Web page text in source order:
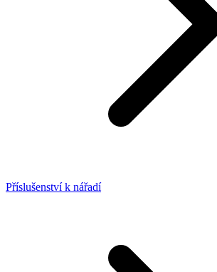
Příslušenství k nářadí